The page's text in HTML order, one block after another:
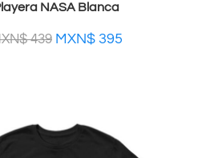
NASA Blanca
439 MXN$395